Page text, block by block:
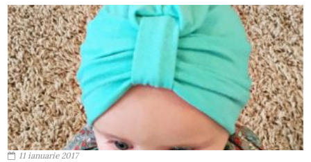
11 ianuarie 2017